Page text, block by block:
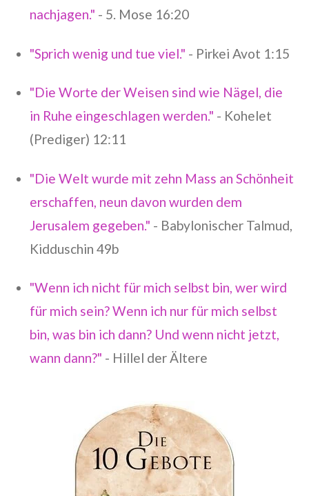
nachjagen." - 5. Mose 16:20
"Sprich wenig und tue viel." - Pirkei Avot 1:15
"Die Worte der Weisen sind wie Nägel, die
in Ruhe eingeschlagen werden." - Kohelet
(Prediger) 12:11
"Die Welt wurde mit zehn Mass an Schönheit
erschaffen, neun davon wurden dem
Jerusalem gegeben." - Babylonischer Talmud,
Kidduschin 49b
"Wenn ich nicht für mich selbst bin, wer wird
für mich sein? Wenn ich nur für mich selbst
bin, was bin ich dann? Und wenn nicht jetzt,
wann dann?" - Hillel der Ältere